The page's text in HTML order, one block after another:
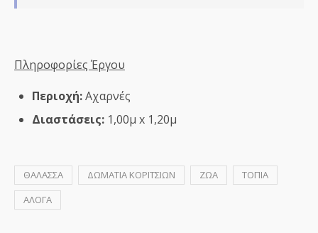
Πληροφορίες Έργου
Περιοχή:Αχαρνές
Διαστάσεις: 1,00μ x 1,20μ
ΘΑΛΑΣΣΑ ΔΩΜΑΤΙΑ ΚΟΡΙΤΣΙΩΝ ΖΩΑ
ΤΟΠΙΑ
ΑΛΟΓΑ